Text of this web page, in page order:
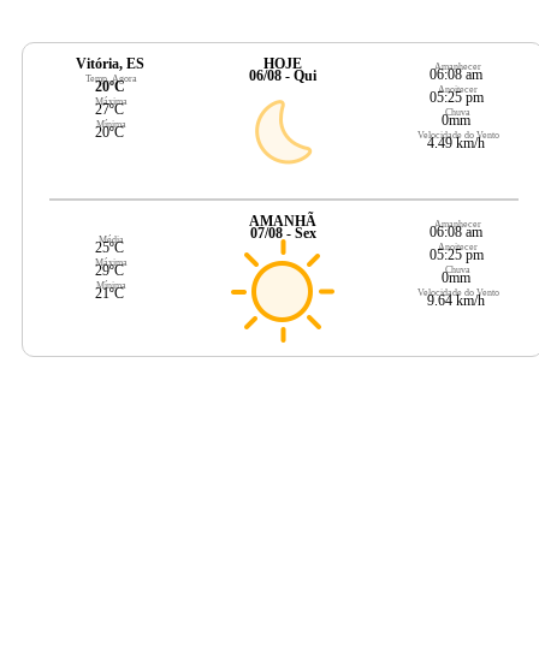
Vitória, ES
Temp. Agora
20ºC
Máxima
27ºC
Mínima
20ºC
HOJE
06/08 - Qui
Amanhecer
06:08 am
Anoitecer
05:25 pm
Chuva
0mm
Velocidade do Vento
4.49 km/h
Média
25ºC
Máxima
29ºC
Mínima
21ºC
AMANHÃ
07/08 - Sex
Amanhecer
06:08 am
Anoitecer
05:25 pm
Chuva
0mm
Velocidade do Vento
9.64 km/h